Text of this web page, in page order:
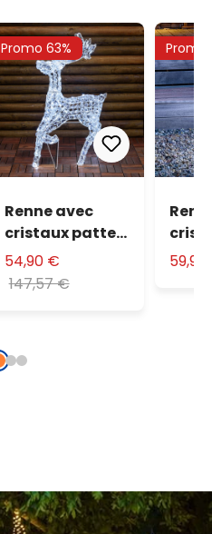
Promo 63%
Renne avec
cristaux patte
levée, 85 cm,
200 led blanc
54,90 €
147,57 €
Promo